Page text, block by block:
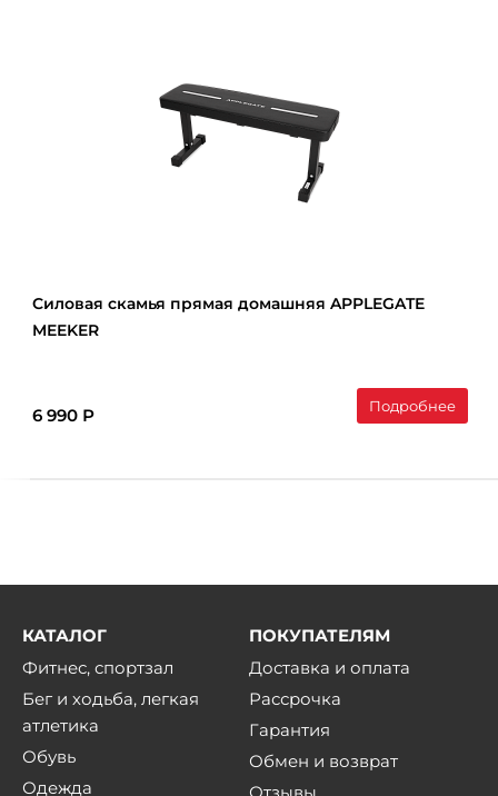
Силовая скамья прямая домашняя APPLEGATE
MEEKER
6 990 Р Подробнее
КАТАЛОГ
Фитнес, спортзал
Бег и ходьба, легкая
атлетика
Обувь
Одежда
ПОКУПАТЕЛЯМ
Доставка и оплата
Рассрочка
Гарантия
Обмен и возврат